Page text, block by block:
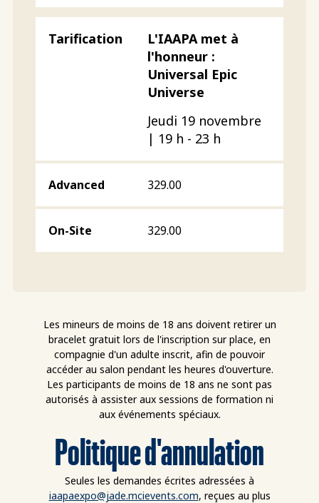
L'IAAPA met à
l'honneur :
Universal Epic
Universe
Jeudi 19 novembre
| 19 h - 23 h
329.00
329.00
Les mineurs de moins de 18 ans doivent retirer un
bracelet gratuit lors de l'inscription sur place, en
compagnie d'un adulte inscrit, afin de pouvoir
accéder au salon pendant les heures d'ouverture.
Les participants de moins de 18 ans ne sont pas
autorisés à assister aux sessions de formation ni
aux événements spéciaux.
Politique d'annulation
Seules les demandes écrites adressées à
iaapaexpo@jade.mcievents.com, reçues au plus